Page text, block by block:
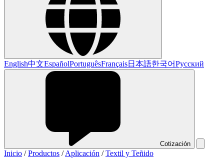
English中文EspañolPortuguêsFrançais日本語한국어Русский
Cotización
Inicio /Productos /Aplicación /Textil y Teñido